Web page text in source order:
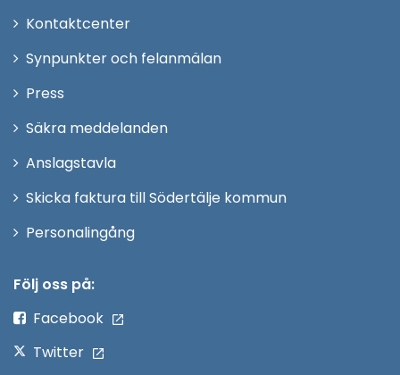
KontaktcenterÖppna
Synpunkter och felanmälan
Press
fönster
Säkra meddelanden
Anslagstavla
Skicka faktura till Södertälje kommun
PersonalingångÖppna
Följ oss på:
Facebook
Twitter